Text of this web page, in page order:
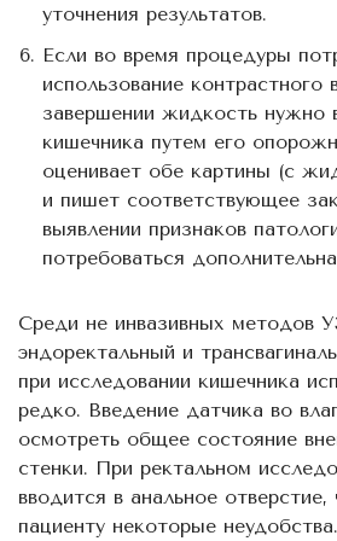
уточнения результатов.
Если во время процедуры
использование контрастного
завершении жидкость нужно
кишечника путем его
оценивает обе картины (с
и пишет соответствующее
выявлении признаков
потребоваться
Среди не инвазивных методов
эндоректальный и
при исследовании кишечника
редко. Введение датчика во
осмотреть общее состояние
стенки. При ректальном
вводится в анальное
пациенту некоторые